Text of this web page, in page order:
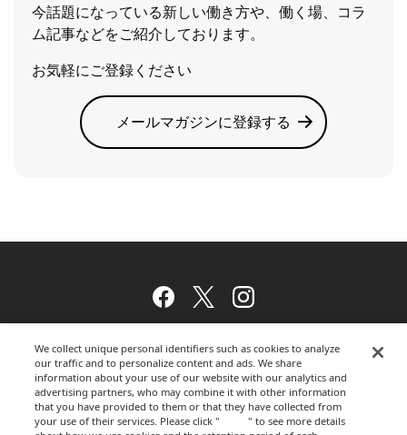
今話題になっている新しい働き方や、働く場、コラ
ム記事などをご紹介しております。
お気軽にご登録ください
メールマガジンに登録する
Facebook
TwitterInstagram
ウェブサイトのご利用について
We collect unique personal identifiers such as cookies to analyze
our traffic and to personalize content and ads. We share
information about your use of our website with our analytics and
advertising partners, who may combine it with other information
that you have provided to them or that they have collected from
your use of their services. Please click "
here" to see more details